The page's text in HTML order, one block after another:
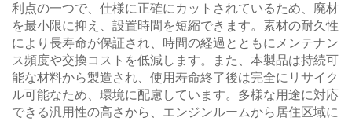
利点の一つで、仕様に正確にカットされているため、廃材
を最小限に抑え、設置時間を短縮できます。素材の耐久性
により長寿命が保証され、時間の経過とともにメンテナン
ス頻度や交換コストを低減します。また、本製品は持続可
能な材料から製造され、使用寿命終了後は完全にリサイク
ル可能なため、環境に配慮しています。多様な用途に対応
できる汎用性の高さから、エンジンルームから居住区域に